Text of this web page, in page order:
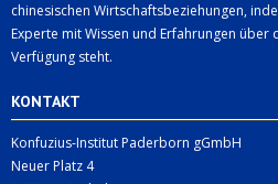
chinesischen Wirtschaftsbeziehungen,
Experte mit Wissen und Erfahrungen über
Verfügung steht.
KONTAKT
Konfuzius-Institut Paderborn gGmbH
Neuer Platz 4